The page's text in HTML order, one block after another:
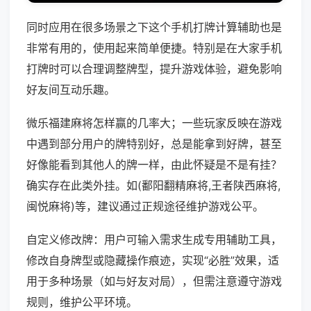
同时应用在很多场景之下这个手机打牌计算辅助也是
非常有用的，使用起来简单便捷。特别是在大家手机
打牌时可以合理调整牌型，提升游戏体验，避免影响
好友间互动乐趣。
微乐福建麻将怎样赢的几率大；一些玩家反映在游戏
中遇到部分用户的牌特别好，总是能拿到好牌，甚至
好像能看到其他人的牌一样，由此怀疑是不是有挂？
确实存在此类外挂。如(鄱阳翻精麻将,王者陕西麻将,
闽悦麻将)等，建议通过正规途径维护游戏公平。
自定义修改牌：用户可输入需求生成专用辅助工具，
修改自身牌型或隐藏操作痕迹，实现“必胜”效果，适
用于多种场景（如与好友对局），但需注意遵守游戏
规则，维护公平环境。